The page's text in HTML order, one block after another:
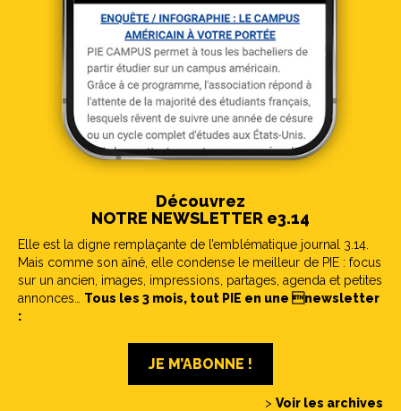
Découvrez
NOTRE NEWSLETTER e3.14
Elle est la digne remplaçante de l’emblématique journal 3.14.
Mais comme son aîné, elle condense le meilleur de PIE : focus
sur un ancien, images, impressions, partages, agenda et petites
annonces… Tous les 3 mois, tout PIE en une newsletter
:
JE M’ABONNE !
> Voir les archives